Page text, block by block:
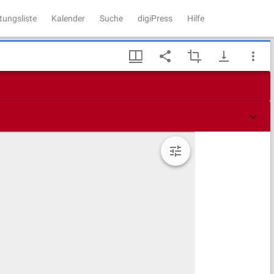
Kalender Suche digiPress Hilfe